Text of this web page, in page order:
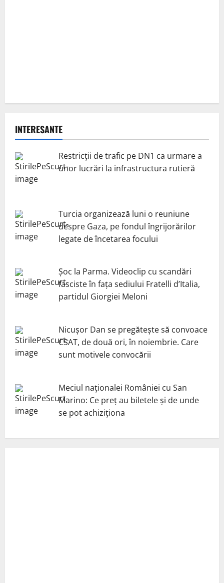
INTERESANTE
Restricții de trafic pe DN1 ca urmare a
unor lucrări la infrastructura rutieră
Turcia organizează luni o reuniune
despre Gaza, pe fondul îngrijorărilor
legate de încetarea focului
Șoc la Parma. Videoclip cu scandări
fasciste în fața sediului Fratelli d’Italia,
partidul Giorgiei Meloni
Nicuşor Dan se pregăteşte să convoace
CSAT, de două ori, în noiembrie. Care
sunt motivele convocării
Meciul naționalei României cu San
Marino: Ce preț au biletele și de unde
se pot achiziționa